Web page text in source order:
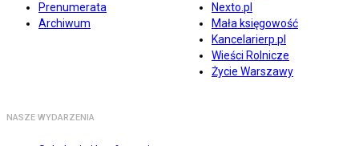
Prenumerata
Archiwum
Nexto.pl
Mała księgowość
Kancelarierp.pl
Wieści Rolnicze
Życie Warszawy
NASZE WYDARZENIA